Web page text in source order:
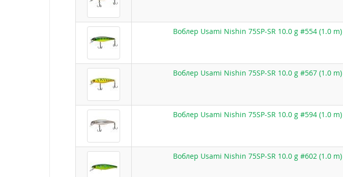
Воблер Usami Nishin 75SP-SR 10.0 g #554 (1.0 m)
Воблер Usami Nishin 75SP-SR 10.0 g #567 (1.0 m)
Воблер Usami Nishin 75SP-SR 10.0 g #594 (1.0 m)
Воблер Usami Nishin 75SP-SR 10.0 g #602 (1.0 m)